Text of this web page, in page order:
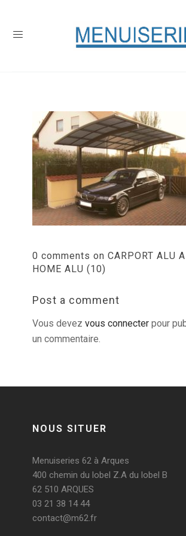
0 comments on CARPORT ALU
HOME ALU (10)
Post a comment
Vous devez vous connecter pour
un commentaire.
NOUS SITUER
Menuiseries 62 à Arques
400 chemin du lobel Z.A du lobel B
62 510 ARQUES
03 21 38 14 44
contact@m62.fr